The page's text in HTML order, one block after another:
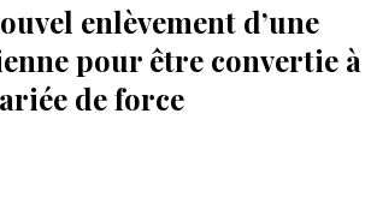
enlèvement d’une
pour être convertie à
de force